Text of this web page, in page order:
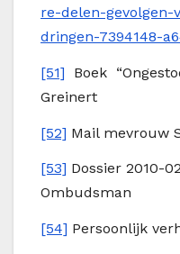
re-delen-gevolgen-
dringen-7394148-
[51] Boek
Greinert
[52] Mail mevrouw
[53] Dossier 2010-
Ombudsman
[54] Persoonlijk